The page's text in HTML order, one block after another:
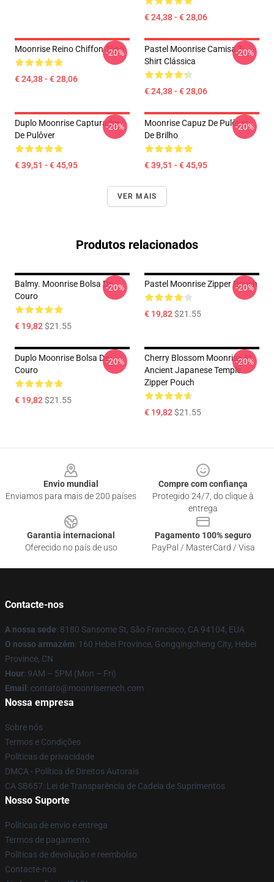
€ 24,38 - € 28,06
Moonrise Reino Chiffon Topo
€ 24,38 - € 28,06
-20%
Pastel Moonrise Camisa T-
Shirt Clássica
€ 24,38 - € 28,06
-20%
Duplo Moonrise Capturador
De Pulôver
€ 39,51 - € 45,95
-20%
Moonrise Capuz De Pulôver
De Brilho
€ 39,51 - € 45,95
-20%
VER MAIS
Produtos relacionados
Balmy. Moonrise Bolsa De
Couro
€ 19,82$21.55
-20% Pastel Moonrise Zipper Pouch
€ 19,82$21.55
-20%
Duplo Moonrise Bolsa De
Couro
€ 19,82$21.55
-20%
Cherry Blossom Moonrise At
Ancient Japanese Temple
Zipper Pouch
€ 19,82$21.55
-20%
Envio mundial
Enviamos para mais de 200 países
Compre com confiança
Protegido 24/7, do clique à
entrega
Garantia internacional
Oferecido no país de uso
Pagamento 100% seguro
PayPal / MasterCard / Visa
Contacte-nos
A nossa sede: 8180 Sansome St, São Francisco, CA 94104, EUA
O nosso armazém: 160 Hebei Province, Gongqingcheng City, Hebei
Province, CN
Hour: 9AM – 5PM (Mon – Fri)
Email : contato@moonrisemech.com
Nossa empresa
Sobre nós
Termos e Condições
Políticas de privacidade
DMCA - Política de Direitos Autorais
CA SB657: Lei de Transparência de Cadeia de Suprimentos
Nosso Suporte
Políticas de envio e entrega
Termos de pagamento
Políticas de devolução e reembolso
Contacte-nos